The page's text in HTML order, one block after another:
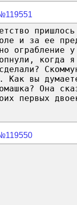
и за ее
когда
Как вы
Она
первых